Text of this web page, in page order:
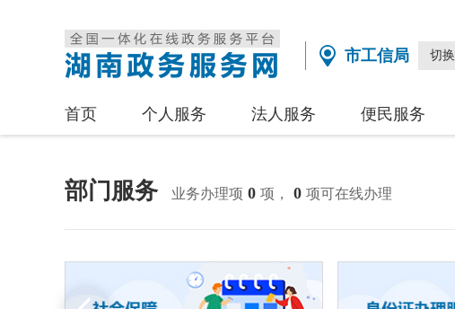
市工信局 切换
首页 个人服务 法人服务 便民服务
部门服务 业务办理项 0 项， 0 项可在线办理